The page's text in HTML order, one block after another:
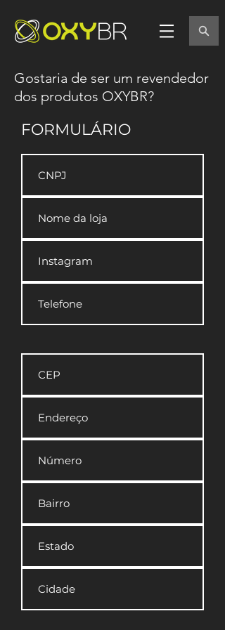
Gostaria de ser um revendedor
dos produtos OXYBR?
FORMULÁRIO